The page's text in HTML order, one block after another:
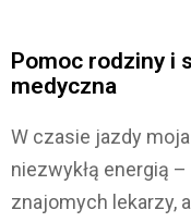
Pomoc rodziny i
medyczna
W czasie jazdy
niezwykłą energią
znajomych lekarzy,